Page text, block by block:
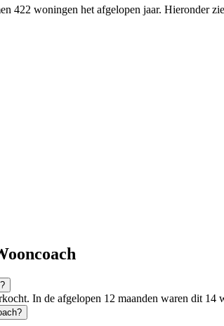
422 woningen het afgelopen jaar. Hieronder
In de afgelopen 12 maanden waren dit 14